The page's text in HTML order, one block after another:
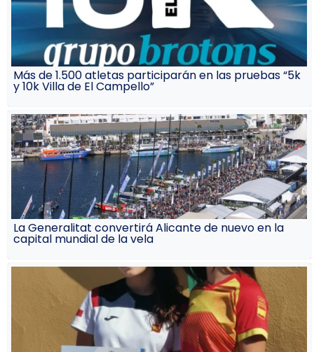
Más de 1.500 atletas participarán en las pruebas “5k
y 10k Villa de El Campello”
La Generalitat convertirá Alicante de nuevo en la
capital mundial de la vela